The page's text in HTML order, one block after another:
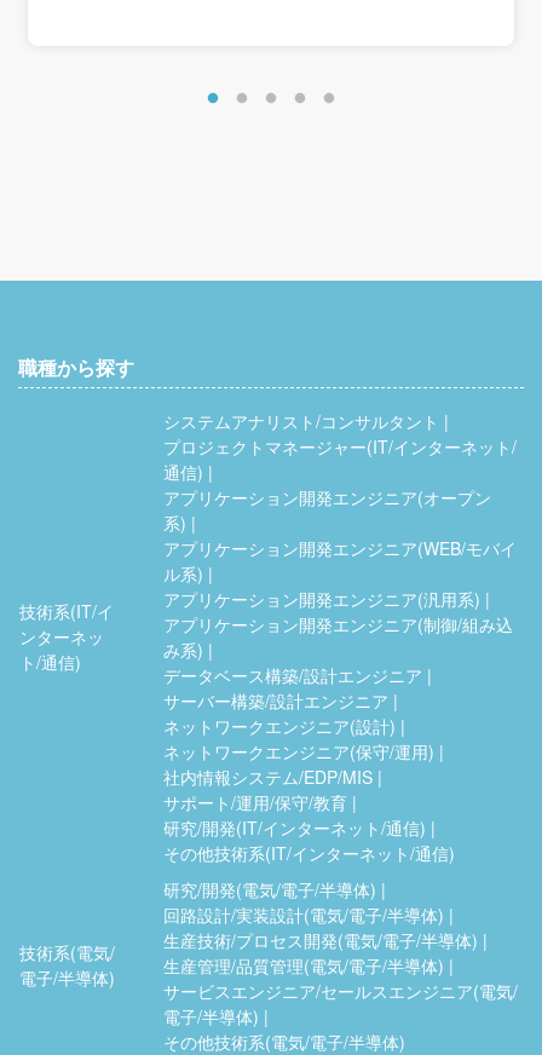
職種から探す
技術系(IT/イ
ンターネッ
ト/通信)
システムアナリスト/コンサルタント
プロジェクトマネージャー(IT/インターネット/
通信)
アプリケーション開発エンジニア(オープン
系)
アプリケーション開発エンジニア(WEB/モバイ
ル系)
アプリケーション開発エンジニア(汎用系)
アプリケーション開発エンジニア(制御/組み込
み系)
データベース構築/設計エンジニア
サーバー構築/設計エンジニア
ネットワークエンジニア(設計)
ネットワークエンジニア(保守/運用)
社内情報システム/EDP/MIS
サポート/運用/保守/教育
研究/開発(IT/インターネット/通信)
その他技術系(IT/インターネット/通信)
技術系(電気/
電子/半導体)
研究/開発(電気/電子/半導体)
回路設計/実装設計(電気/電子/半導体)
生産技術/プロセス開発(電気/電子/半導体)
生産管理/品質管理(電気/電子/半導体)
サービスエンジニア/セールスエンジニア(電気/
電子/半導体)
その他技術系(電気/電子/半導体)